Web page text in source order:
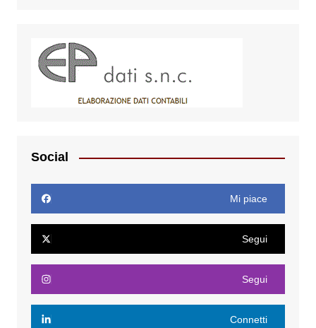
Social
Mi piace
Segui
Segui
Connetti